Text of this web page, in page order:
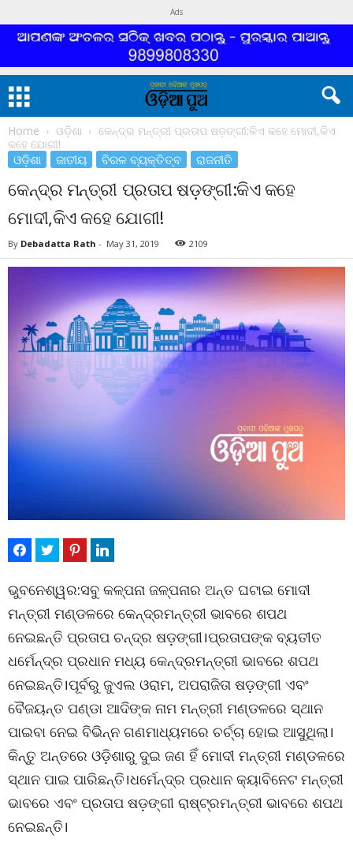
Ads
Home ଓଡ଼ିଶା
କେନ୍ଦ୍ର ମନ୍ତ୍ରୀ ପ୍ରତାପ ଷଡ଼ଙ୍ଗୀ:କିଏ କହେ ମୋଦୀ,କିଏ
କହେ ଯୋଗୀ!
ଓଡ଼ିଶା ଜାତୀୟ ବିରଳ ବ୍ୟକ୍ତିତ୍ବ ରାଜନୀତି
କେନ୍ଦ୍ର ମନ୍ତ୍ରୀ ପ୍ରତାପ ଷଡ଼ଙ୍ଗୀ:କିଏ କହେ
ମୋଦୀ,କିଏ କହେ ଯୋଗୀ!
By Debadatta Rath - May 31, 2019 2109
ଭୁବନେଶ୍ୱର:ସବୁ କଳ୍ପନା ଜଳ୍ପନାର ଅନ୍ତ ଘଟାଇ ମୋଦୀ
ମନ୍ତ୍ରୀ ମଣ୍ଡଳରେ କେନ୍ଦ୍ରମନ୍ତ୍ରୀ ଭାବରେ ଶପଥ
ନେଇଛନ୍ତି ପ୍ରତାପ ଚନ୍ଦ୍ର ଷଡ଼ଙ୍ଗୀ।ପ୍ରତାପଙ୍କ ବ୍ୟତୀତ
ଧର୍ମେନ୍ଦ୍ର ପ୍ରଧାନ ମଧ୍ୟ କେନ୍ଦ୍ରମନ୍ତ୍ରୀ ଭାବରେ ଶପଥ
ନେଇଛନ୍ତି।ପୂର୍ବରୁ ଜୁଏଲ ଓରାମ, ଅପରାଜିତା ଷଡ଼ଙ୍ଗୀ ଏବଂ
ବୈଜୟନ୍ତ ପଣ୍ଡା ଆଦିଙ୍କ ନାମ ମନ୍ତ୍ରୀ ମଣ୍ଡଳରେ ସ୍ଥାନ
ପାଇବା ନେଇ ବିଭିନ୍ନ ଗଣମାଧ୍ୟମରେ ଚର୍ଚ୍ଚା ହୋଇ ଆସୁଥିଲା।
କିନ୍ତୁ ଅନ୍ତରେ ଓଡ଼ିଶାରୁ ଦୁଇ ଜଣ ହିଁ ମୋଦୀ ମନ୍ତ୍ରୀ ମଣ୍ଡଳରେ
ସ୍ଥାନ ପାଇ ପାରିଛନ୍ତି।ଧର୍ମେନ୍ଦ୍ର ପ୍ରଧାନ କ୍ୟାବିନେଟ ମନ୍ତ୍ରୀ
ଭାବରେ ଏବଂ ପ୍ରତାପ ଷଡ଼ଙ୍ଗୀ ରାଷ୍ଟ୍ରମନ୍ତ୍ରୀ ଭାବରେ ଶପଥ
ନେଇଛନ୍ତି।